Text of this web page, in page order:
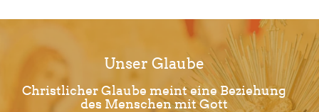
Unser Glaube
Christlicher Glaube meint eine Beziehung
des Menschen mit Gott